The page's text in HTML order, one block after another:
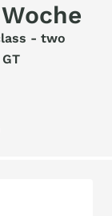
- two